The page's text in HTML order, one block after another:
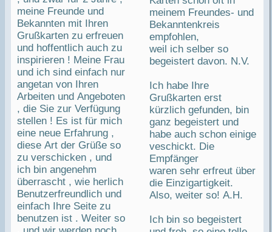
meine Freunde und
Bekannten mit Ihren
Grußkarten zu erfreuen
und hoffentlich auch zu
inspirieren ! Meine Frau
und ich sind einfach nur
angetan von Ihren
Arbeiten und Angeboten
, die Sie zur Verfügung
stellen ! Es ist für mich
eine neue Erfahrung ,
diese Art der Grüße so
zu verschicken , und
ich bin angenehm
überrascht , wie herlich
Benutzerfreundlich und
einfach Ihre Seite zu
benutzen ist . Weiter so
meinem Freundes- und
Bekanntenkreis
empfohlen,
weil ich selber so
begeistert davon. N.V.
Ich habe Ihre
Grußkarten erst
kürzlich gefunden, bin
ganz begeistert und
habe auch schon einige
veschickt. Die
Empfänger
waren sehr erfreut über
die Einzigartigkeit.
Also, weiter so! A.H.
Ich bin so begeistert